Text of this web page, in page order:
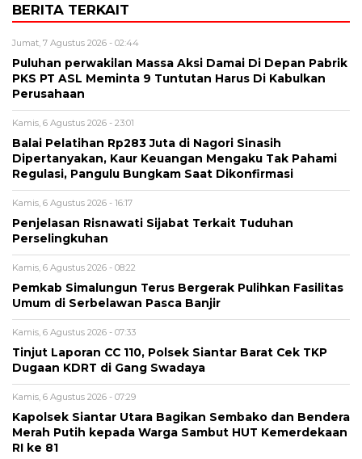
BERITA TERKAIT
Jumat, 7 Agustus 2026 - 02:44
Puluhan perwakilan Massa Aksi Damai Di Depan Pabrik
PKS PT ASL Meminta 9 Tuntutan Harus Di Kabulkan
Perusahaan
Kamis, 6 Agustus 2026 - 23:01
Balai Pelatihan Rp283 Juta di Nagori Sinasih
Dipertanyakan, Kaur Keuangan Mengaku Tak Pahami
Regulasi, Pangulu Bungkam Saat Dikonfirmasi
Kamis, 6 Agustus 2026 - 16:17
Penjelasan Risnawati Sijabat Terkait Tuduhan
Perselingkuhan
Kamis, 6 Agustus 2026 - 08:22
Pemkab Simalungun Terus Bergerak Pulihkan Fasilitas
Umum di Serbelawan Pasca Banjir
Kamis, 6 Agustus 2026 - 07:33
Tinjut Laporan CC 110, Polsek Siantar Barat Cek TKP
Dugaan KDRT di Gang Swadaya
Kamis, 6 Agustus 2026 - 07:29
Kapolsek Siantar Utara Bagikan Sembako dan Bendera
Merah Putih kepada Warga Sambut HUT Kemerdekaan
RI ke 81